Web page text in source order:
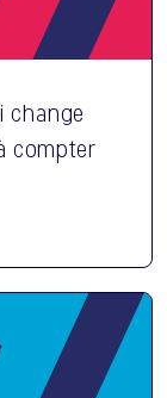
change
compter